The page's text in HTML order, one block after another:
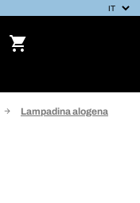
Lampadina alogena